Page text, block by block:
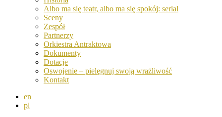
Albo ma się teatr, albo ma się spokój: serial
Sceny
Zespół
Partnerzy
Orkiestra Antraktowa
Dokumenty
Dotacje
Oswojenie – pielęgnuj swoją wrażliwość
Kontakt
en
pl